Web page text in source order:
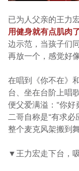
已为人父亲的王力
用健身就有点肌肉
边示范，当孩子们
再放一个，感觉好
在唱到《你不在》
台、坐在台阶上唱
便父爱满溢：“你好
二哥自称是“有求
整个麦克风架搬到
▼王力宏走下台，